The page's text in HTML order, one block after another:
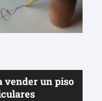
vender un piso